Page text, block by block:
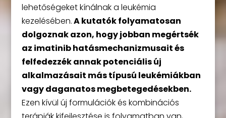
lehetőségeket kínálnak a leukémia
kezelésében.A kutatók folyamatosan
dolgoznak azon, hogy jobban megértsék
az imatinib hatásmechanizmusait és
felfedezzék annak potenciális új
alkalmazásait más típusú leukémiákban
vagy daganatos megbetegedésekben.
Ezen kívül új formulációk és kombinációs